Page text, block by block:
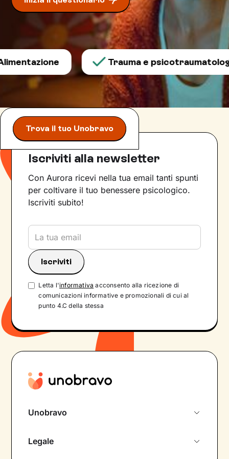
Trauma e
Trova il tuo Unobravo
Iscriviti alla newsletter
Con Aurora ricevi nella tua email tanti spunti
per coltivare il tuo benessere psicologico.
Iscriviti subito!
Letta l'informativa acconsento alla ricezione di
comunicazioni informative e promozionali di cui al
punto 4.C della stessa
Unobravo
Legale